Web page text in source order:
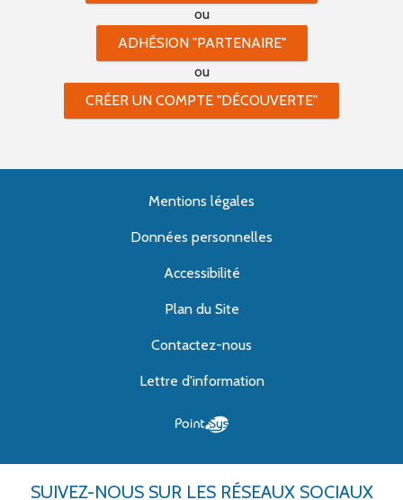
ou
ADHÉSION "PARTENAIRE"
ou
CRÉER UN COMPTE "DÉCOUVERTE"
Mentions légales
Données personnelles
Accessibilité
Plan du Site
Contactez-nous
Lettre d'information
SUIVEZ-NOUS SUR LES RÉSEAUX SOCIAUX